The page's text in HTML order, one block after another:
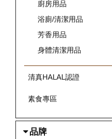
廚房用品
浴廁/清潔用品
芳香用品
身體清潔用品
清真HALAL認證
素食專區
品牌